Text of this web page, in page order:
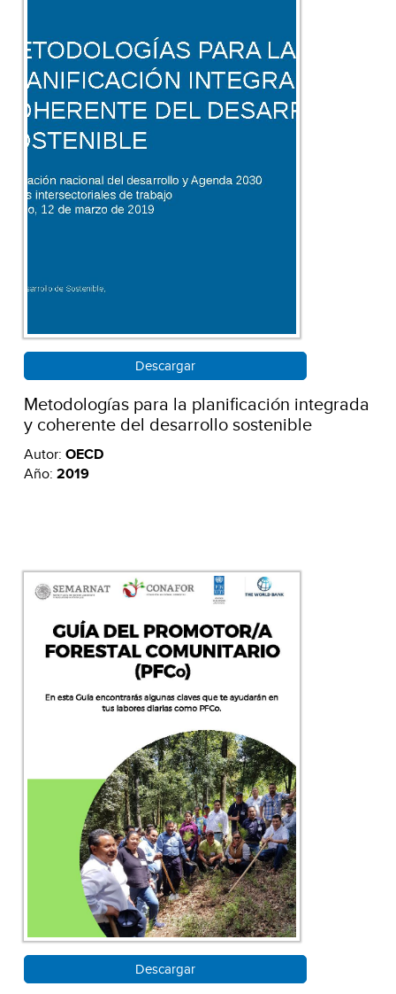
Descargar
Metodologías para la planificación integrada
y coherente del desarrollo sostenible
Autor: OECD
Año: 2019
Descargar